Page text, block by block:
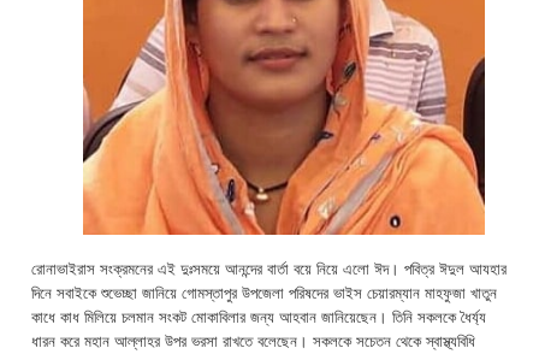
রোনাভাইরাস সংক্রমনের এই দুঃসময়ে আনন্দের বার্তা বয়ে নিয়ে এলো ঈদ। পবিত্র ঈদুল আযহার
দিনে সবাইকে শুভেচ্ছা জানিয়ে গোমস্তাপুর উপজেলা পরিষদের ভাইস চেয়ারম্যান মাহফুজা খাতুন
কাধে কাধ মিলিয়ে চলমান সংকট মোকাবিলার জন্য আহবান জানিয়েছেন। তিনি সকলকে ধৈর্য্য
ধারন করে মহান আল্লাহর উপর ভরসা রাখতে বলেছেন। সকলকে সচেতন থেকে স্বাস্থ্যবিধি